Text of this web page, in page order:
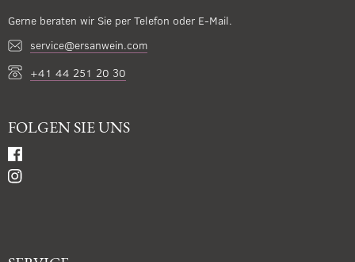
Gerne beraten wir Sie per Telefon oder E-Mail.
service@ersanwein.com
+41 44 251 20 30
FOLGEN SIE UNS